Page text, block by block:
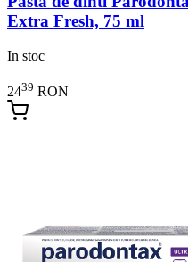
Extra Fresh, 75 ml
In stoc
2439 RON